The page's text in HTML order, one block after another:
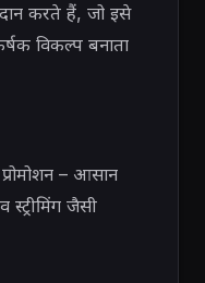
करते हैं, जो इसे
विकल्प बनाता
– आसान
जैसी